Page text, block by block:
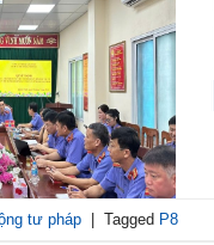
tư pháp Tagged P8